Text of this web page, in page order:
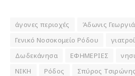
άγονες περιοχές
Άδωνις
Γενικό Νοσοκομείο Ρόδου
γιατροί
Δωδεκάνησα
ΕΦΗΜΕΡΙΕΣ
ΝΙΚΗ
Ρόδος Σπύρος Τσιρώνης